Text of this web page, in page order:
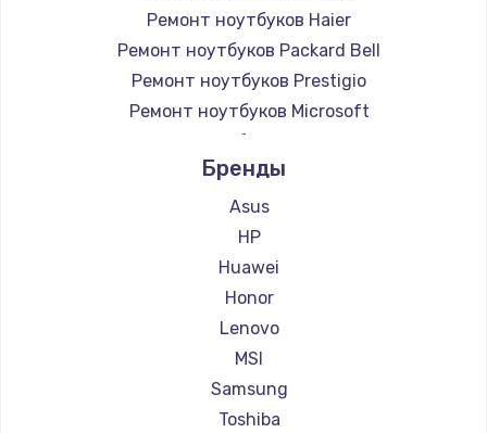
Ремонт ноутбуков Haier
Ремонт ноутбуков Packard Bell
Ремонт ноутбуков Prestigio
Ремонт ноутбуков Microsoft
Ремонт ноутбуков Alienware
Ремонт ноутбуков Aquarius
Ремонт ноутбуков Gigabyte
Ремонт ноутбуков Aorus
Ремонт ноутбуков Maibenben
Ремонт ноутбуков Getac
Ремонт ноутбуков Epson
Ремонт ноутбуков Philips
Ремонт ноутбуков LG
Ремонт ноутбуков Panasonic
Бренды
Asus
HP
Huawei
Honor
Lenovo
MSI
Samsung
Toshiba